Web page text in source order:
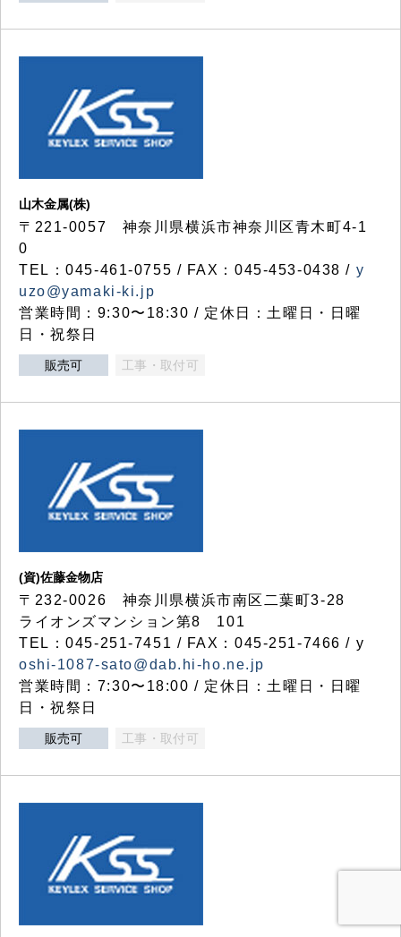
山木金属(株)
〒221-0057 神奈川県横浜市神奈川区青木町4-1
0
TEL：045-461-0755 / FAX：045-453-0438 / y
uzo@yamaki-ki.jp
営業時間：9:30〜18:30 / 定休日：土曜日・日曜
日・祝祭日
販売可 工事・取付可
(資)佐藤金物店
〒232-0026 神奈川県横浜市南区二葉町3-28
ライオンズマンション第8 101
TEL：045-251-7451 / FAX：045-251-7466 / y
oshi-1087-sato@dab.hi-ho.ne.jp
営業時間：7:30〜18:00 / 定休日：土曜日・日曜
日・祝祭日
販売可 工事・取付可